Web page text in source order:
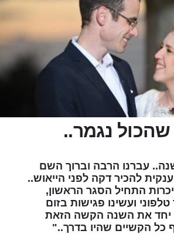
שהכול נגמר..
עברנו הרבה וברוך השם
להכיר דקה לפני הייאוש..
התחיל הסגר הראשון,
ועשינו פגישות בזום
יחד את השנה הקשה הזאת
כל הקשיים שהיו בדרך.."